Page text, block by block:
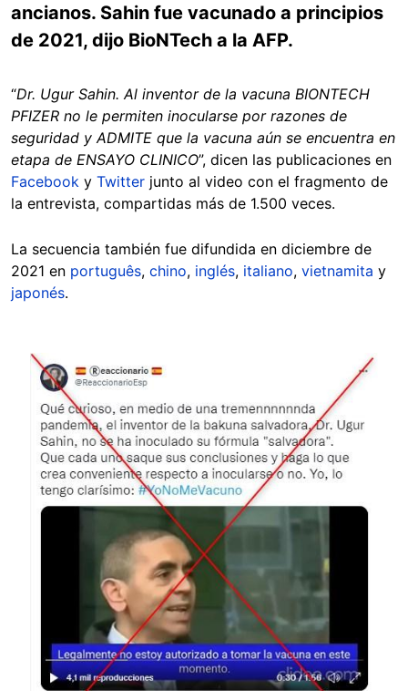
ancianos. Sahin fue vacunado a principios
de 2021, dijo BioNTech a la AFP.
“Dr. Ugur Sahin. Al inventor de la vacuna BIONTECH
PFIZER no le permiten inocularse por razones de
seguridad y ADMITE que la vacuna aún se encuentra en
etapa de ENSAYO CLINICO”, dicen las publicaciones en
Facebook y Twitter junto al video con el fragmento de
la entrevista, compartidas más de 1.500 veces.
La secuencia también fue difundida en diciembre de
2021 en português, chino, inglés, italiano, vietnamita y
japonés.
Image